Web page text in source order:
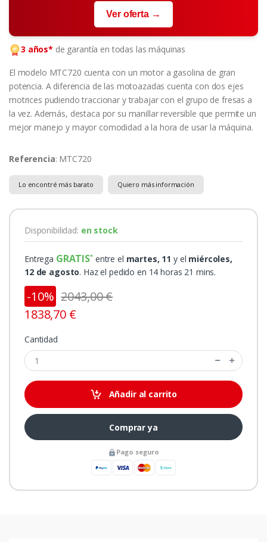
Ver oferta →
3 años* de garantía en todas las máquinas
El modelo MTC720 cuenta con un motor a gasolina de gran
potencia. A diferencia de las motoazadas cuenta con dos ejes
motrices pudiendo traccionar y trabajar con el grupo de fresas a
la vez. Además, destaca por su manillar reversible que permite un
mejor manejo y mayor comodidad a la hora de usar la máquina.
Referencia: MTC720
Lo encontré más barato Quiero más información
Disponibilidad: en stock
Entrega GRATIS entre el martes, 11 y el miércoles,
12 de agosto. Haz el pedido en 14 horas 21 mins.
-10% 2043,00 €
1838,70 €
Cantidad
Añadir al carrito
Comprar ya
Pago seguro